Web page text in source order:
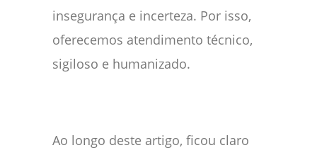
insegurança e incerteza. Por isso,
oferecemos atendimento técnico,
sigiloso e humanizado.
Ao longo deste artigo, ficou claro